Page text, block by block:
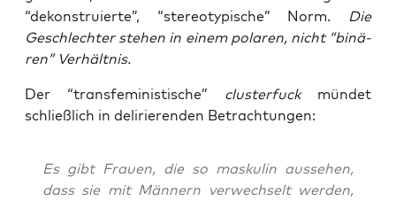
“dekon­stru­ier­te”, “ste­reo­ty­pi­sche” Norm. Die
Geschlech­ter ste­hen in einem pola­ren, nicht “binä­
ren” Verhältnis.
Der “trans­fe­mi­nis­ti­sche” clust­er­fuckmün­det
schließ­lich in deli­rie­ren­den Betrachtungen:
Es gibt Frau­en, die so mas­ku­lin aus­se­hen,
dass sie mit Män­nern ver­wech­selt wer­den,